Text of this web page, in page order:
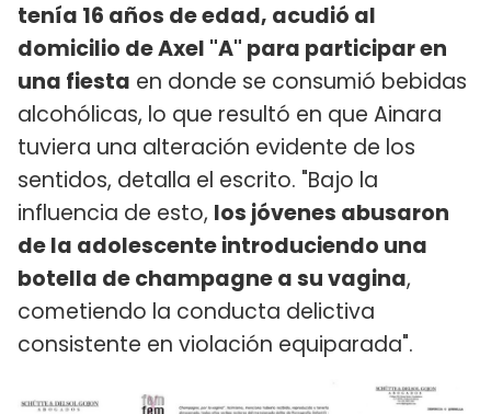
tenía 16 años de edad, acudió al
domicilio de Axel "A" para participar en
una fiesta en donde se consumió bebidas
alcohólicas, lo que resultó en que Ainara
tuviera una alteración evidente de los
sentidos, detalla el escrito. "Bajo la
influencia de esto, los jóvenes abusaron
de la adolescente introduciendo una
botella de champagne a su vagina,
cometiendo la conducta delictiva
consistente en violación equiparada".